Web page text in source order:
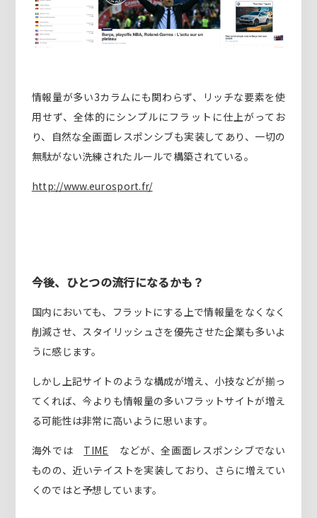
情報量が多い3カラムにも関わらず、リッチな要素を使
用せず、全体的にシンプルにフラットに仕上がってお
り、自然な全画面レスポンシブも実装してあり、一切の
無駄がない洗練されたルールで構築されている。
http://www.eurosport.fr/
今後、ひとつの流行になるかも？
国内においても、フラットにする上で情報量をなくなく
削減させ、スタイリッシュさを優先させた企業も多いよ
うに感じます。
しかし上記サイトのような構成が増え、小技などが揃っ
てくれば、今よりも情報量の多いフラットサイトが増え
る可能性は非常に高いように思います。
海外では TIME などが、全画面レスポンシブでない
ものの、近いテイストを実装しており、さらに増えてい
くのではと予想しています。